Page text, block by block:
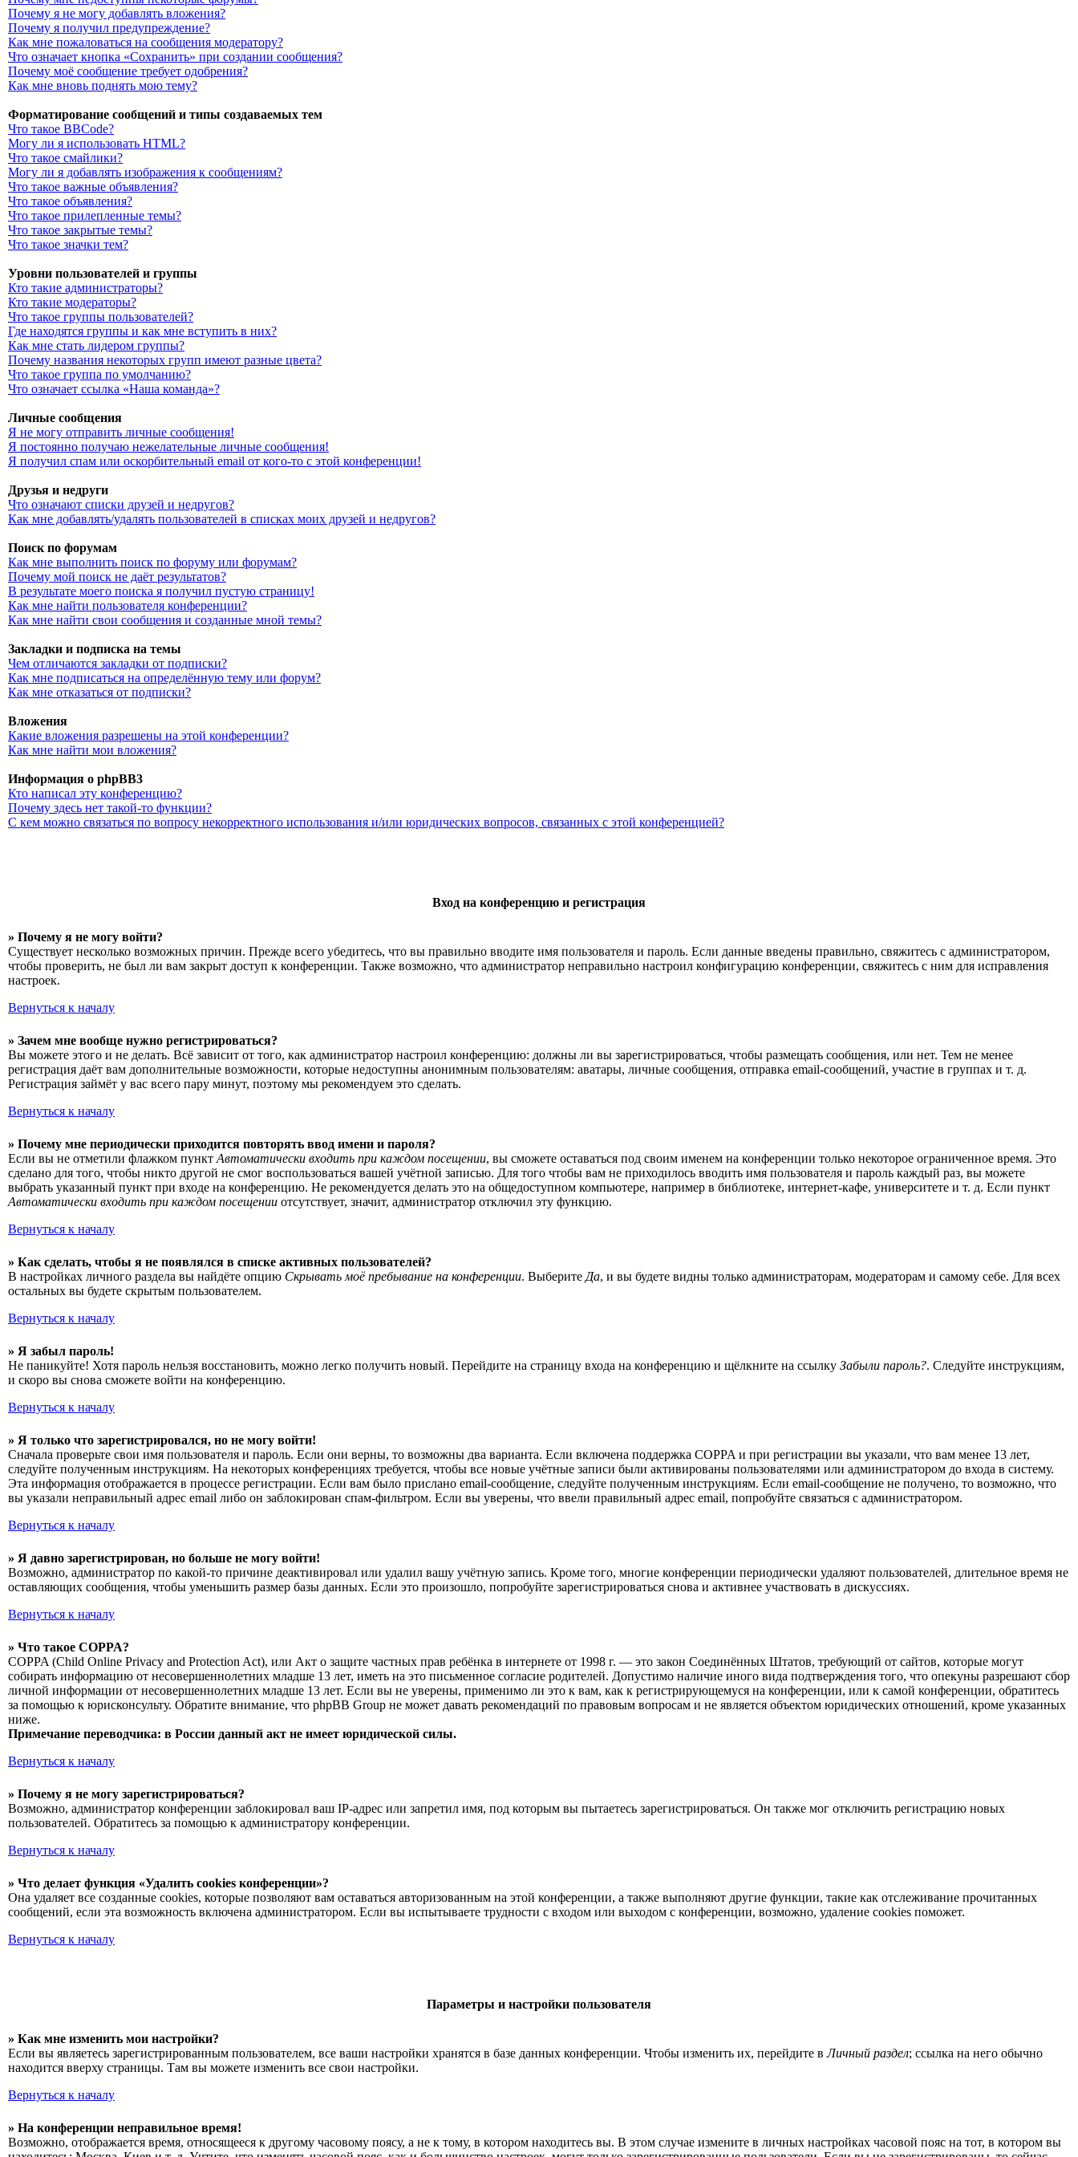
Почему я не могу добавлять вложения?
Почему я получил предупреждение?
Как мне пожаловаться на сообщения модератору?
Что означает кнопка «Сохранить» при создании сообщения?
Почему моё сообщение требует одобрения?
Как мне вновь поднять мою тему?
Форматирование сообщений и типы создаваемых тем
Что такое BBCode?
Могу ли я использовать HTML?
Что такое смайлики?
Могу ли я добавлять изображения к сообщениям?
Что такое важные объявления?
Что такое объявления?
Что такое прилепленные темы?
Что такое закрытые темы?
Что такое значки тем?
Уровни пользователей и группы
Кто такие администраторы?
Кто такие модераторы?
Что такое группы пользователей?
Где находятся группы и как мне вступить в них?
Как мне стать лидером группы?
Почему названия некоторых групп имеют разные цвета?
Что такое группа по умолчанию?
Что означает ссылка «Наша команда»?
Личные сообщения
Я не могу отправить личные сообщения!
Я постоянно получаю нежелательные личные сообщения!
Я получил спам или оскорбительный email от кого-то с этой конференции!
Друзья и недруги
Что означают списки друзей и недругов?
Как мне добавлять/удалять пользователей в списках моих друзей и недругов?
Поиск по форумам
Как мне выполнить поиск по форуму или форумам?
Почему мой поиск не даёт результатов?
В результате моего поиска я получил пустую страницу!
Как мне найти пользователя конференции?
Как мне найти свои сообщения и созданные мной темы?
Закладки и подписка на темы
Чем отличаются закладки от подписки?
Как мне подписаться на определённую тему или форум?
Как мне отказаться от подписки?
Вложения
Какие вложения разрешены на этой конференции?
Как мне найти мои вложения?
Информация о phpBB3
Кто написал эту конференцию?
Почему здесь нет такой-то функции?
С кем можно связаться по вопросу некорректного использования и/или юридических вопросов, связанных с этой конференцией?
Вход на конференцию и регистрация
» Почему я не могу войти?
Существует несколько возможных причин. Прежде всего убедитесь, что вы правильно вводите имя пользователя и пароль. Если данные введены правильно, свяжитесь с администратором,
чтобы проверить, не был ли вам закрыт доступ к конференции. Также возможно, что администратор неправильно настроил конфигурацию конференции, свяжитесь с ним для исправления
настроек.
Вернуться к началу
» Зачем мне вообще нужно регистрироваться?
Вы можете этого и не делать. Всё зависит от того, как администратор настроил конференцию: должны ли вы зарегистрироваться, чтобы размещать сообщения, или нет. Тем не менее
регистрация даёт вам дополнительные возможности, которые недоступны анонимным пользователям: аватары, личные сообщения, отправка email-сообщений, участие в группах и т. д.
Регистрация займёт у вас всего пару минут, поэтому мы рекомендуем это сделать.
Вернуться к началу
» Почему мне периодически приходится повторять ввод имени и пароля?
Если вы не отметили флажком пункт Автоматически входить при каждом посещении, вы сможете оставаться под своим именем на конференции только некоторое ограниченное время. Это
сделано для того, чтобы никто другой не смог воспользоваться вашей учётной записью. Для того чтобы вам не приходилось вводить имя пользователя и пароль каждый раз, вы можете
выбрать указанный пункт при входе на конференцию. Не рекомендуется делать это на общедоступном компьютере, например в библиотеке, интернет-кафе, университете и т. д. Если пункт
Автоматически входить при каждом посещении отсутствует, значит, администратор отключил эту функцию.
Вернуться к началу
» Как сделать, чтобы я не появлялся в списке активных пользователей?
В настройках личного раздела вы найдёте опцию Скрывать моё пребывание на конференции. Выберите Да, и вы будете видны только администраторам, модераторам и самому себе. Для всех
остальных вы будете скрытым пользователем.
Вернуться к началу
» Я забыл пароль!
Не паникуйте! Хотя пароль нельзя восстановить, можно легко получить новый. Перейдите на страницу входа на конференцию и щёлкните на ссылку Забыли пароль?. Следуйте инструкциям,
и скоро вы снова сможете войти на конференцию.
Вернуться к началу
» Я только что зарегистрировался, но не могу войти!
Сначала проверьте свои имя пользователя и пароль. Если они верны, то возможны два варианта. Если включена поддержка COPPA и при регистрации вы указали, что вам менее 13 лет,
следуйте полученным инструкциям. На некоторых конференциях требуется, чтобы все новые учётные записи были активированы пользователями или администратором до входа в систему.
Эта информация отображается в процессе регистрации. Если вам было прислано email-сообщение, следуйте полученным инструкциям. Если email-сообщение не получено, то возможно, что
вы указали неправильный адрес email либо он заблокирован спам-фильтром. Если вы уверены, что ввели правильный адрес email, попробуйте связаться с администратором.
Вернуться к началу
» Я давно зарегистрирован, но больше не могу войти!
Возможно, администратор по какой-то причине деактивировал или удалил вашу учётную запись. Кроме того, многие конференции периодически удаляют пользователей, длительное время не
оставляющих сообщения, чтобы уменьшить размер базы данных. Если это произошло, попробуйте зарегистрироваться снова и активнее участвовать в дискуссиях.
Вернуться к началу
» Что такое COPPA?
COPPA (Child Online Privacy and Protection Act), или Акт о защите частных прав ребёнка в интернете от 1998 г. — это закон Соединённых Штатов, требующий от сайтов, которые могут
собирать информацию от несовершеннолетних младше 13 лет, иметь на это письменное согласие родителей. Допустимо наличие иного вида подтверждения того, что опекуны разрешают сбор
личной информации от несовершеннолетних младше 13 лет. Если вы не уверены, применимо ли это к вам, как к регистрирующемуся на конференции, или к самой конференции, обратитесь
за помощью к юрисконсульту. Обратите внимание, что phpBB Group не может давать рекомендаций по правовым вопросам и не является объектом юридических отношений, кроме указанных
ниже.
Примечание переводчика: в России данный акт не имеет юридической силы.
Вернуться к началу
» Почему я не могу зарегистрироваться?
Возможно, администратор конференции заблокировал ваш IP-адрес или запретил имя, под которым вы пытаетесь зарегистрироваться. Он также мог отключить регистрацию новых
пользователей. Обратитесь за помощью к администратору конференции.
Вернуться к началу
» Что делает функция «Удалить cookies конференции»?
Она удаляет все созданные cookies, которые позволяют вам оставаться авторизованным на этой конференции, а также выполняют другие функции, такие как отслеживание прочитанных
сообщений, если эта возможность включена администратором. Если вы испытываете трудности с входом или выходом с конференции, возможно, удаление cookies поможет.
Вернуться к началу
Параметры и настройки пользователя
» Как мне изменить мои настройки?
Если вы являетесь зарегистрированным пользователем, все ваши настройки хранятся в базе данных конференции. Чтобы изменить их, перейдите вЛичный раздел; ссылка на него обычно
находится вверху страницы. Там вы можете изменить все свои настройки.
Вернуться к началу
» На конференции неправильное время!
Возможно, отображается время, относящееся к другому часовому поясу, а не к тому, в котором находитесь вы. В этом случае измените в личных настройках часовой пояс на тот, в котором вы